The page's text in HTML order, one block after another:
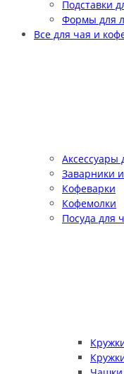
Подставки
Формы для
Все для чая и
Аксессуары
Заварники
Кофеварки
Кофемолки
Посуда для